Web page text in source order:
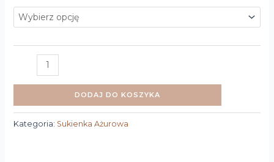
DODAJ DO KOSZYKA
Kategoria: Sukienka Ażurowa